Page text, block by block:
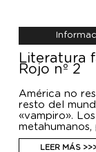
Literatura
Rojo nº 2
América no
resto del
«vampiro».
están llegando
Las mentes
LEER MÁS